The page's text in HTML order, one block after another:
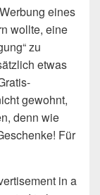
eines
wollte, eine
zu
etwas
gewohnt,
denn wie
Für
in a